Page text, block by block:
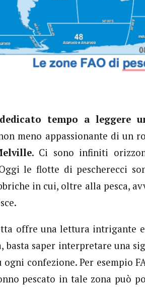
tempo a leggere
meno appassionante di un
. Ci sono infiniti
le flotte di pescherecci
in cui, oltre alla pesca,
offre una lettura intrigante
basta saper interpretare una
confezione. Per esempio
pescato in tale zona può